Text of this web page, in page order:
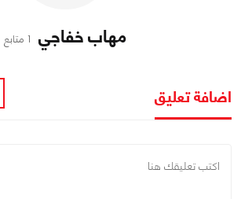
مهاب خفاجي 1 متابع
اضافة تعليق